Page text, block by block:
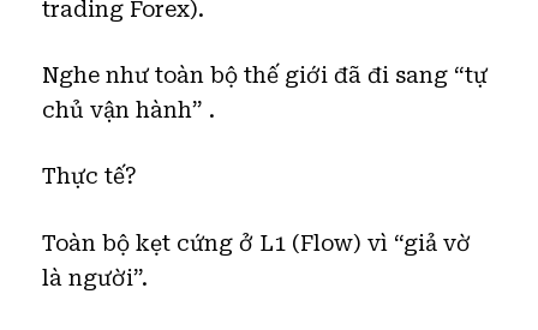
trading Forex).
Nghe như toàn bộ thế giới đã đi sang “tự
chủ vận hành” .
Thực tế?
Toàn bộ kẹt cứng ở L1 (Flow) vì “giả vờ
là người”.